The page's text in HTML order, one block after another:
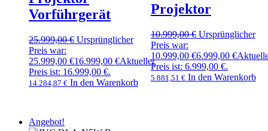
Vorführgerät
25.999,00€ Ursprünglicher
Preis war:
25.999,00 €16.999,00 €Aktueller
Preis ist: 16.999,00 €.
14.284,87 € In den Warenkorb
Projektor
10.999,00€ Ursprünglicher
Preis war:
10.999,00 €6.999,00 €
Preis ist: 6.999,00 €.
5.881,51 € In den Warenkorb
Angebot!